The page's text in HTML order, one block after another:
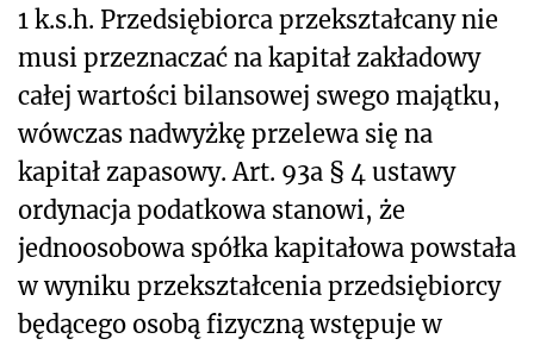
1 k.s.h. Przedsiębiorca przekształcany nie
musi przeznaczać na kapitał zakładowy
całej wartości bilansowej swego majątku,
wówczas nadwyżkę przelewa się na
kapitał zapasowy. Art. 93a § 4 ustawy
ordynacja podatkowa stanowi, że
jednoosobowa spółka kapitałowa powstała
w wyniku przekształcenia przedsiębiorcy
będącego osobą fizyczną wstępuje w